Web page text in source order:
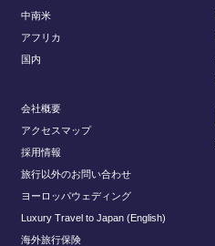
中南米
アフリカ
国内
会社概要
アクセスマップ
採用情報
旅行以外のお問い合わせ
ヨーロッパウェディング
Luxury Travel to Japan (English)
海外旅行保険